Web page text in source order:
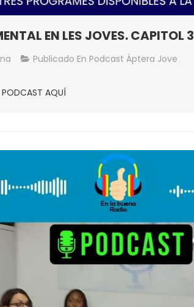
EN LES JOVES. CAPITOL 3
Publicado En Podcast Àptera Jove
PODCAST AQUÍ